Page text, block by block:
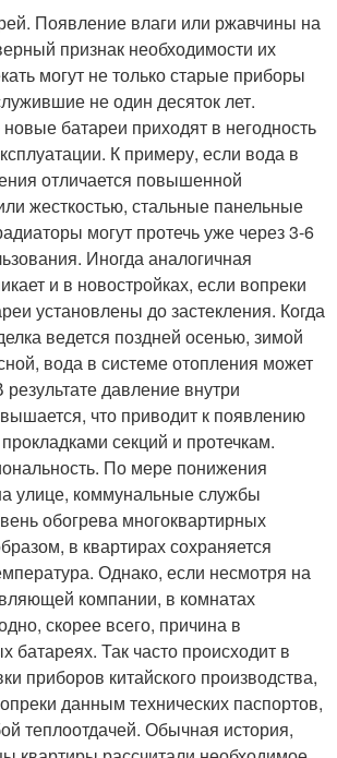
Появление влаги или ржавчины на
признак необходимости их
могут не только старые приборы
не один десяток лет.
батареи приходят в негодность
К примеру, если вода в
отличается повышенной
жесткостью, стальные панельные
могут протечь уже через 3-6
Иногда аналогичная
и в новостройках, если вопреки
установлены до застекления. Когда
ведется поздней осенью, зимой
вода в системе отопления может
давление внутри
что приводит к появлению
секций и протечкам.
По мере понижения
улице, коммунальные службы
обогрева многоквартирных
в квартирах сохраняется
Однако, если несмотря на
компании, в комнатах
скорее всего, причина в
батареях. Так часто происходит в
приборов китайского производства,
данным технических паспортов,
теплоотдачей. Обычная история,